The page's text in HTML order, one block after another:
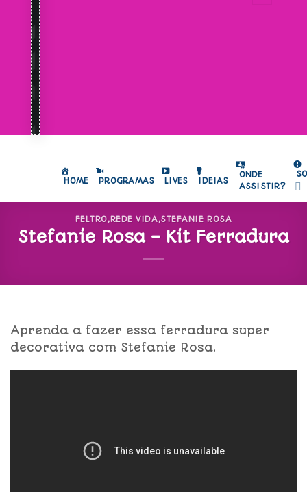
HOME PROGRAMAS LIVES IDEIAS
ONDE
ASSISTIR?
FELTRO,REDE VIDA,STEFANIE ROSA
Stefanie Rosa – Kit Ferradura
Aprenda a fazer essa ferradura super
decorativa com Stefanie Rosa.